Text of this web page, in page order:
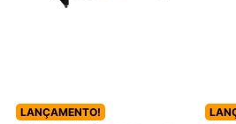
LANÇAMENTO!